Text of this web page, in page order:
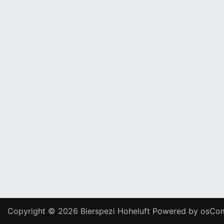
Copyright © 2026 Bierspezi Hoheluft Powered by